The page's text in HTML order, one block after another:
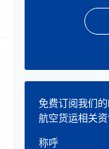
免费订阅我们
航空货运相关资
称呼